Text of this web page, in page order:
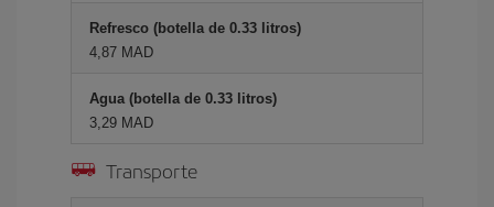
Refresco (botella de 0.33 litros)
4,87 MAD
Agua (botella de 0.33 litros)
3,29 MAD
Transporte